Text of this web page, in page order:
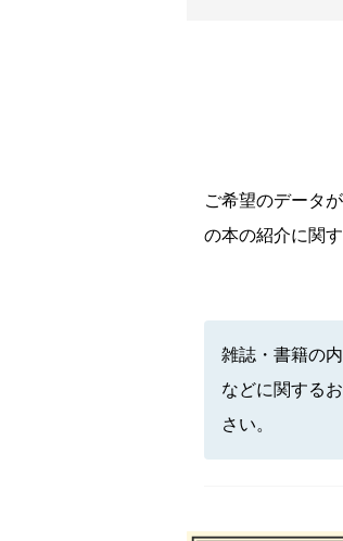
ご希望のデータ
の本の紹介に関
雑誌・書籍の
などに関する
さい。